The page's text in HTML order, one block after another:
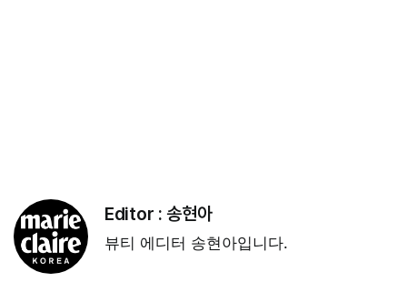
Editor : 송현아
뷰티 에디터 송현아입니다.